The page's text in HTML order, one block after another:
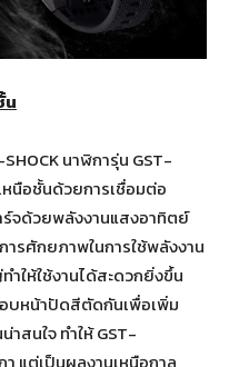
น
นาฬิการุ่น GST-
นือชั้นด้วยการเชื่อมต่อ
จด้วยพลังงานแสงอาทิตย์
รศักยภาพในการใช้พลังงาน
ให้ใช้งานได้สะดวกยิ่งขึ้น
บหน้าปัดสีตัดกันเพื่อเพิ่ม
สนใจ ทำให้ GST-